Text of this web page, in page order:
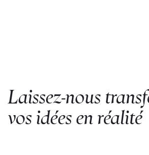
Laissez-nous
vos idées en réalité